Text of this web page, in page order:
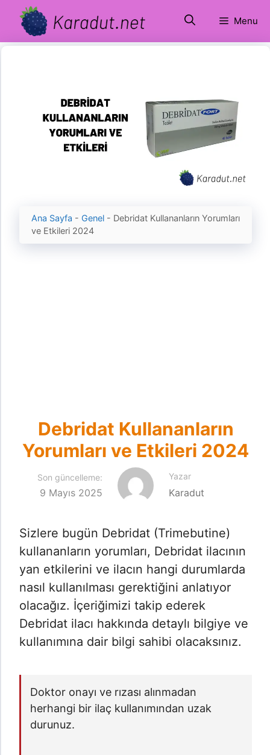
İçeriğe
Menu
Ana Sayfa - Genel - Debridat Kullananların Yorumları
ve Etkileri 2024
Debridat Kullananların
Yorumları ve Etkileri 2024
Son güncelleme:
9 Mayıs 2025
Yazar
Karadut
Sizlere bugün Debridat (Trimebutine)
kullananların yorumları, Debridat ilacının
yan etkilerini ve ilacın hangi durumlarda
nasıl kullanılması gerektiğini anlatıyor
olacağız. İçeriğimizi takip ederek
Debridat ilacı hakkında detaylı bilgiye ve
kullanımına dair bilgi sahibi olacaksınız.
Doktor onayı ve rızası alınmadan
herhangi bir ilaç kullanımından uzak
durunuz.